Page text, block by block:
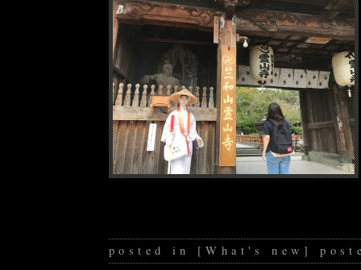
posted in [What's new]